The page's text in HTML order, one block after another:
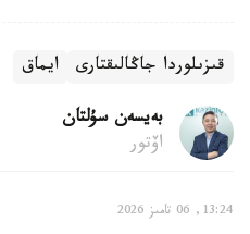
قىزىلوردا جاڭالىقتارى ايماق
بەيسەن سۇلتان
اۆتور
13:24, 06 تامىز 2026